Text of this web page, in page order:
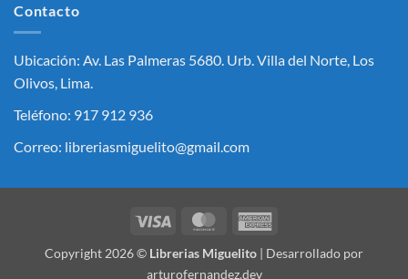
Contacto
Ubicación: Av. Las Palmeras 5680. Urb. Villa del Norte, Los
Olivos, Lima.
Teléfono: 917 912 936
Correo: libreriasmiguelito@gmail.com
Visa MasterCard
Copyright 2026 © Librerias Miguelito | Desarrollado por
arturofernandez.dev